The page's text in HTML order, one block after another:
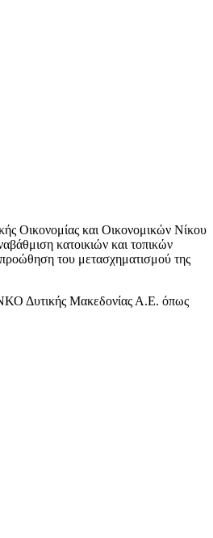
Οικονομίας και Οικονομικών Νίκου
κατοικιών και τοπικών
του μετασχηματισμού της
Δυτικής Μακεδονίας Α.Ε. όπως